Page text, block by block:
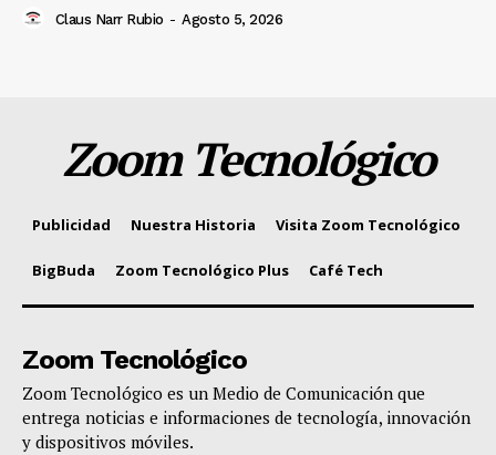
Claus Narr Rubio - Agosto 5, 2026
Zoom Tecnológico
Publicidad Nuestra Historia Visita Zoom Tecnológico
BigBuda Zoom Tecnológico Plus Café Tech
Zoom Tecnológico
Zoom Tecnológico es un Medio de Comunicación que
entrega noticias e informaciones de tecnología, innovación
y dispositivos móviles.